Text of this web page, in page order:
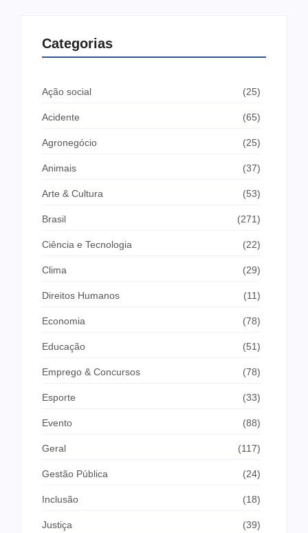
Categorias
Ação social (25)
Acidente (65)
Agronegócio (25)
Animais (37)
Arte & Cultura (53)
Brasil (271)
Ciência e Tecnologia (22)
Clima (29)
Direitos Humanos (11)
Economia (78)
Educação (51)
Emprego & Concursos (78)
Esporte (33)
Evento (88)
Geral (117)
Gestão Pública (24)
Inclusão (18)
Justiça (39)